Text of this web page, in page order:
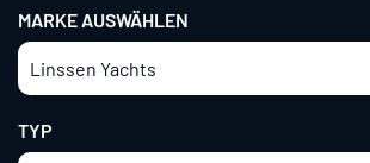
MARKE AUSWÄHLEN
TYP